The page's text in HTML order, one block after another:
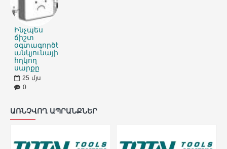
Ինչպես
ճիշտ
օգտագործել
անկյունային
հղկող
սարքը
25 մյս
0
ԱՌՆՉՎՈՂ ԱՊՐԱՆՔՆԵՐ